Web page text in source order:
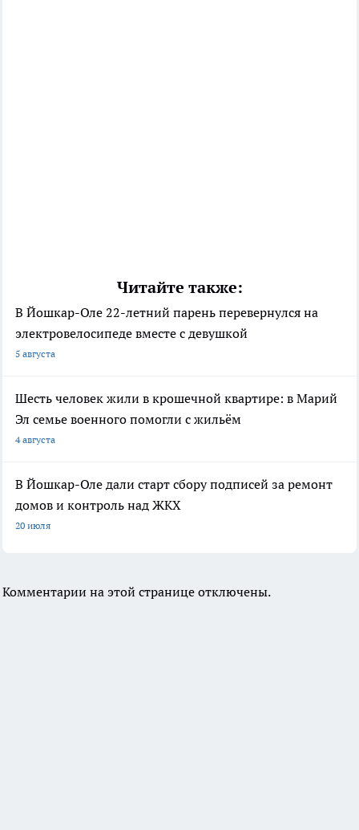
Читайте также:
В Йошкар-Оле 22-летний парень перевернулся на
электровелосипеде вместе с девушкой
5 августа
Шесть человек жили в крошечной квартире: в Марий
Эл семье военного помогли с жильём
4 августа
В Йошкар-Оле дали старт сбору подписей за ремонт
домов и контроль над ЖКХ
20 июля
Комментарии на этой странице отключены.